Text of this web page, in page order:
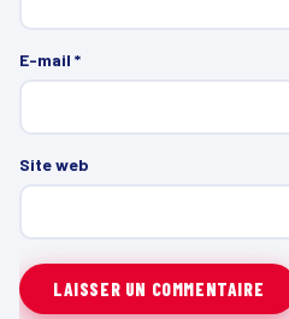
E-mail *
Site web